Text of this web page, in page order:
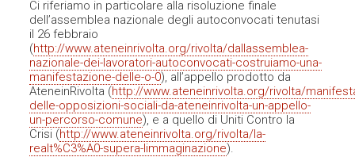
Ci riferiamo in particolare alla risoluzione finale
dell’assemblea nazionale degli autoconvocati tenutasi
il 26 febbraio
(http://www.ateneinrivolta.org/rivolta/dallassemblea-
nazionale-dei-lavoratori-autoconvocati-costruiamo-una-
manifestazione-delle-o-0), all’appello prodotto da
AteneinRivolta (http://www.ateneinrivolta.org/rivolta/
delle-opposizioni-sociali-da-ateneinrivolta-un-appello-
un-percorso-comune), e a quello di Uniti Contro la
Crisi (http://www.ateneinrivolta.org/rivolta/la-
realt%C3%A0-supera-limmaginazione).